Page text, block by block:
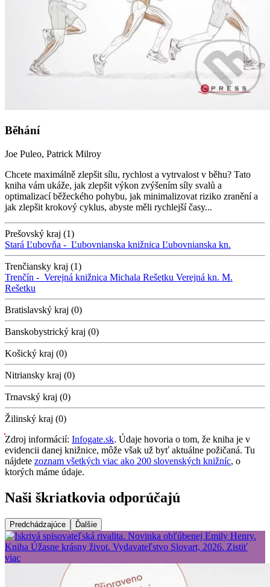
Běhání
Joe Puleo, Patrick Milroy
Chcete maximálně zlepšit sílu, rychlost a vytrvalost v běhu? Tato
kniha vám ukáže, jak zlepšit výkon zvýšením síly svalů a
optimalizací běžeckého pohybu, jak minimalizovat riziko zranění a
jak zlepšit krokový cyklus, abyste měli rychlejší časy...
Prešovský kraj (1)
Stará Ľubovňa - Ľubovnianska knižnica Ľubovnianska kn.
Trenčiansky kraj (1)
Trenčín - Verejná knižnica Michala Rešetku Verejná kn. M.
Rešetku
Bratislavský kraj (0)
Banskobystrický kraj (0)
Košický kraj (0)
Nitriansky kraj (0)
Trnavský kraj (0)
Žilinský kraj (0)
Zdroj informácií: Infogate.sk. Údaje hovoria o tom, že kniha je v
evidencii danej knižnice, môže však už byť aktuálne požičaná. Tu
nájdete zoznam všetkých viac ako 200 slovenských knižníc, o
ktorých máme údaje.
Naši škriatkovia odporúčajú
Predchádzajúce Ďalšie